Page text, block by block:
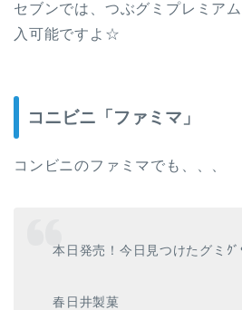
セブンでは、つぶグミプレミア
入可能ですよ☆
コニビニ「ファミマ」
コンビニのファミマでも、、、
春日井製菓